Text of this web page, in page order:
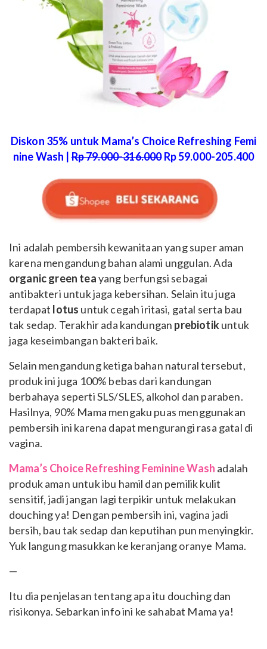
Diskon 35% untuk Mama’s Choice Refreshing Femi
nine Wash |Rp 79.000-316.000Rp 59.000-205.400
Ini adalah pembersih kewanitaan yang super aman
karena mengandung bahan alami unggulan. Ada
organic green teayang berfungsi sebagai
antibakteri untuk jaga kebersihan. Selain itu juga
terdapat lotus untuk cegah iritasi, gatal serta bau
tak sedap. Terakhir ada kandungan prebiotikuntuk
jaga keseimbangan bakteri baik.
Selain mengandung ketiga bahan natural tersebut,
produk ini juga 100% bebas dari kandungan
berbahaya seperti SLS/SLES, alkohol dan paraben.
Hasilnya, 90% Mama mengaku puas menggunakan
pembersih ini karena dapat mengurangi rasa gatal di
vagina.
Mama’s Choice Refreshing Feminine Wash adalah
produk aman untuk ibu hamil dan pemilik kulit
sensitif, jadi jangan lagi terpikir untuk melakukan
douching ya! Dengan pembersih ini, vagina jadi
bersih, bau tak sedap dan keputihan pun menyingkir.
Yuk langung masukkan ke keranjang oranye Mama.
—
Itu dia penjelasan tentang apa itu douching dan
risikonya. Sebarkan info ini ke sahabat Mama ya!